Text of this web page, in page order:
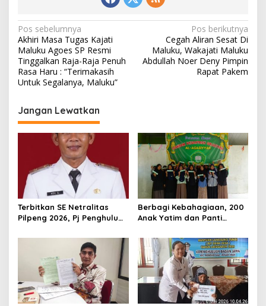
N
a
v
i
a
s
o
s
Pos sebelumnya
Akhiri Masa Tugas Kajati
Maluku Agoes SP Resmi
Tinggalkan Raja-Raja Penuh
Rasa Haru : “Terimakasih
Untuk Segalanya, Maluku”
Pos berikutnya
Cegah Aliran Sesat Di
Maluku, Wakajati Maluku
Abdullah Noer Deny Pimpin
Rapat Pakem
Jangan Lewatkan
Terbitkan SE Netralitas
Pilpeng 2026, Pj Penghulu
Aparatur yang Melanggar
Berbagi Kebahagiaan, 200
Anak Yatim dan Panti
Dari Pengelola Pasar
Malam Batu Enam